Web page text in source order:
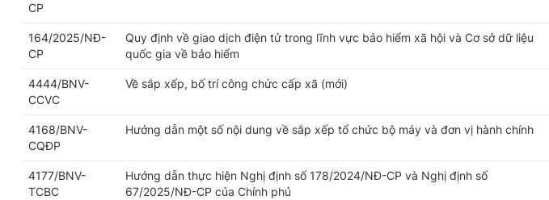
CP
164/2025/NĐ-
CP
Quy định về giao dịch điện tử trong lĩnh vực bảo hiểm xã hội và Cơ sở dữ liệu
quốc gia về bảo hiểm
4444/BNV-
CCVC
Về sắp xếp, bố trí công chức cấp xã (mới)
4168/BNV-
CQĐP
Hướng dẫn một số nội dung về sắp xếp tổ chức bộ máy và đơn vị hành chính
4177/BNV-
TCBC
Hướng dẫn thực hiện Nghị định số 178/2024/NĐ-CP và Nghị định số
67/2025/NĐ-CP của Chính phủ